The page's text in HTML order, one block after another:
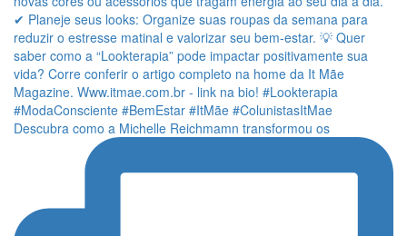
Descubra como a Michelle Reichmamn transformou os